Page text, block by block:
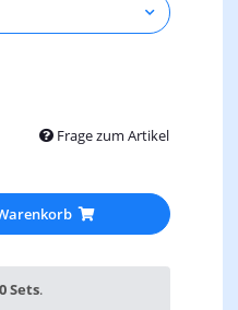
Frage zum Artikel
Sets.